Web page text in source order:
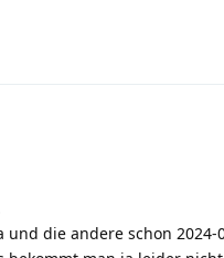
die andere schon 2024-